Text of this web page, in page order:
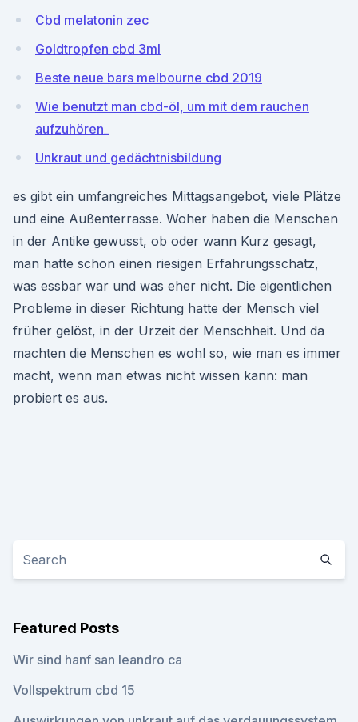
Cbd melatonin zec
Goldtropfen cbd 3ml
Beste neue bars melbourne cbd 2019
Wie benutzt man cbd-öl, um mit dem rauchen
aufzuhören_
Unkraut und gedächtnisbildung
es gibt ein umfangreiches Mittagsangebot, viele Plätze
und eine Außenterrasse. Woher haben die Menschen
in der Antike gewusst, ob oder wann Kurz gesagt,
man hatte schon einen riesigen Erfahrungsschatz,
was essbar war und was eher nicht. Die eigentlichen
Probleme in dieser Richtung hatte der Mensch viel
früher gelöst, in der Urzeit der Menschheit. Und da
machten die Menschen es wohl so, wie man es immer
macht, wenn man etwas nicht wissen kann: man
probiert es aus.
Featured Posts
Wir sind hanf san leandro ca
Vollspektrum cbd 15